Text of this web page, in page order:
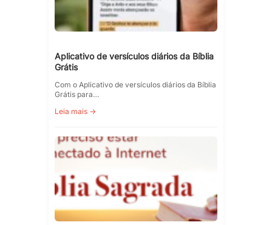
Aplicativo de versículos diários da Bíblia
Grátis
Com o Aplicativo de versículos diários da Bíblia
Grátis para…
Leia mais →